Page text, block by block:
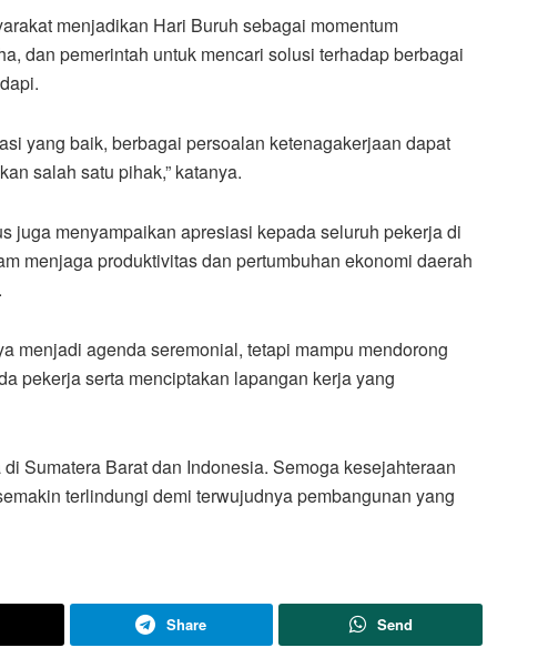
menjadikan Hari Buruh sebagai momentum
dan pemerintah untuk mencari solusi terhadap berbagai
yang baik, berbagai persoalan ketenagakerjaan dapat
salah satu pihak,” katanya.
juga menyampaikan apresiasi kepada seluruh pekerja di
menjaga produktivitas dan pertumbuhan ekonomi daerah
menjadi agenda seremonial, tetapi mampu mendorong
pekerja serta menciptakan lapangan kerja yang
Sumatera Barat dan Indonesia. Semoga kesejahteraan
terlindungi demi terwujudnya pembangunan yang
Share Send